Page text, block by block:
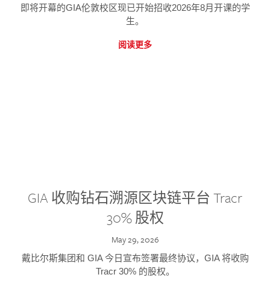
即将开幕的GIA伦敦校区现已开始招收2026年8月开课的学
生。
阅读更多
GIA 收购钻石溯源区块链平台 Tracr
30% 股权
May 29, 2026
戴比尔斯集团和 GIA 今日宣布签署最终协议，GIA 将收购
Tracr 30% 的股权。